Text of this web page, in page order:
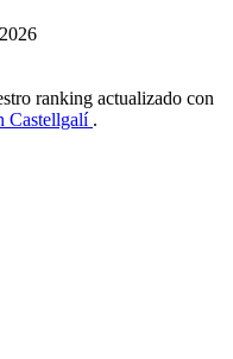
ranking actualizado con
Castellgalí .